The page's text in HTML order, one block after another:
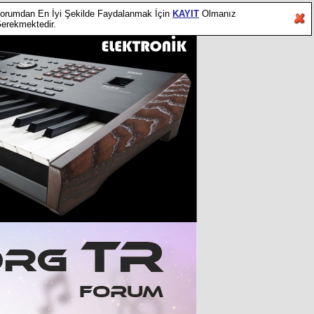
En İyi Şekilde Faydalanmak İçin KAYIT Olmanız